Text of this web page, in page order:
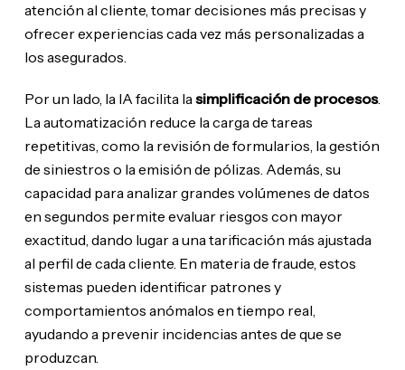
atención al cliente, tomar decisiones más precisas y
ofrecer experiencias cada vez más personalizadas a
los asegurados.
Por un lado, la IA facilita lasimplificación de procesos.
La automatización reduce la carga de tareas
repetitivas, como la revisión de formularios, la gestión
de siniestros o la emisión de pólizas. Además, su
capacidad para analizar grandes volúmenes de datos
en segundos permite evaluar riesgos con mayor
exactitud, dando lugar a una tarificación más ajustada
al perfil de cada cliente. En materia de fraude, estos
sistemas pueden identificar patrones y
comportamientos anómalos en tiempo real,
ayudando a prevenir incidencias antes de que se
produzcan.